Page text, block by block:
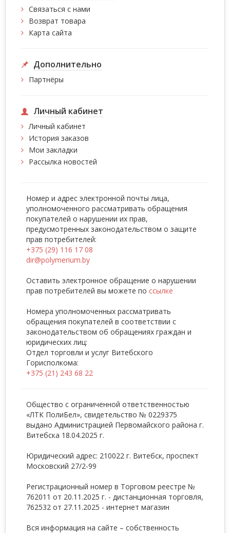
Связаться с нами
Возврат товара
Карта сайта
Дополнительно
Партнёры
Личный кабинет
Личный кабинет
История заказов
Мои закладки
Рассылка новостей
Номер и адрес электронной почты лица,
уполномоченного рассматривать обращения
покупателей о нарушении их прав,
предусмотренных законодательством о защите
прав потребителей:
+375 (29) 116 17 08
dir@polymerium.by
Оставить электронное обращение о нарушении
прав потребителей вы можете по ссылке
Номера уполномоченных рассматривать
обращения покупателей в соответствии с
законодательством об обращениях граждан и
юридических лиц:
Отдел торговли и услуг Витебского
Горисполкома:
+375 (21) 243 68 22
Общество с ограниченной ответственностью
«ЛТК ПолиБел», свидетельство № 0229375
выдано Администрацией Первомайского района г.
Витебска 18.04.2025 г.
Юридический адрес: 210022 г. Витебск, проспект
Московский 27/2-99
Регистрационный номер в Торговом реестре №
762011 от 20.11.2025 г. - дистанционная торговля,
762532 от 27.11.2025 - интернет магазин
Вся информация на сайте – собственность